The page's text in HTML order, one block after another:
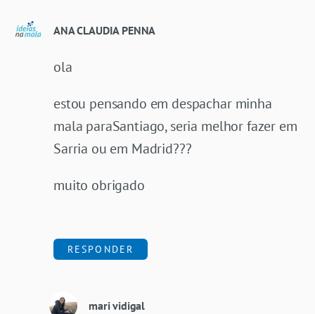
ANA CLAUDIA PENNA
ola
estou pensando em despachar minha
mala paraSantiago, seria melhor fazer em
Sarria ou em Madrid???
muito obrigado
RESPONDER
mari vidigal